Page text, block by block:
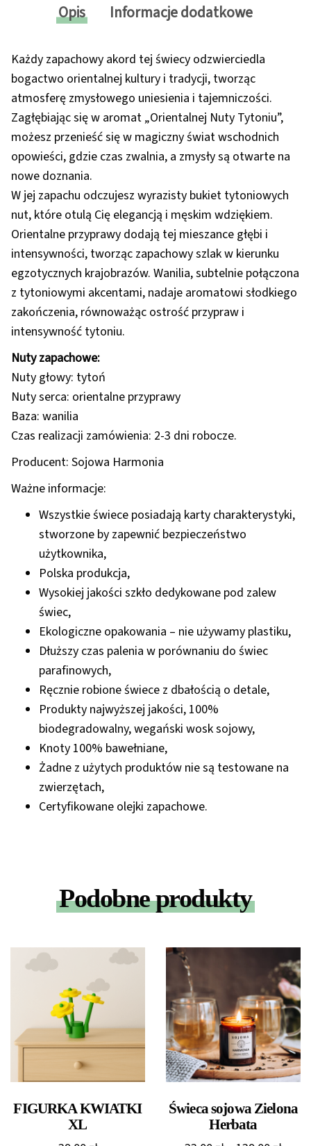
Opis Informacje dodatkowe
Każdy zapachowy akord tej świecy odzwierciedla
bogactwo orientalnej kultury i tradycji, tworząc
atmosferę zmysłowego uniesienia i tajemniczości.
Zagłębiając się w aromat „Orientalnej Nuty Tytoniu”,
możesz przenieść się w magiczny świat wschodnich
opowieści, gdzie czas zwalnia, a zmysły są otwarte na
nowe doznania.
W jej zapachu odczujesz wyrazisty bukiet tytoniowych
nut, które otulą Cię elegancją i męskim wdziękiem.
Orientalne przyprawy dodają tej mieszance głębi i
intensywności, tworząc zapachowy szlak w kierunku
egzotycznych krajobrazów. Wanilia, subtelnie połączona
z tytoniowymi akcentami, nadaje aromatowi słodkiego
zakończenia, równoważąc ostrość przypraw i
intensywność tytoniu.
Nuty zapachowe:
Nuty głowy: tytoń
Nuty serca: orientalne przyprawy
Baza: wanilia
Czas realizacji zamówienia: 2-3 dni robocze.
Producent: Sojowa Harmonia
Ważne informacje:
Wszystkie świece posiadają karty charakterystyki,
stworzone by zapewnić bezpieczeństwo
użytkownika,
Polska produkcja,
Wysokiej jakości szkło dedykowane pod zalew
świec,
Ekologiczne opakowania – nie używamy plastiku,
Dłuższy czas palenia w porównaniu do świec
parafinowych,
Ręcznie robione świece z dbałością o detale,
Produkty najwyższej jakości, 100%
biodegradowalny, wegański wosk sojowy,
Knoty 100% bawełniane,
Żadne z użytych produktów nie są testowane na
zwierzętach,
Certyfikowane olejki zapachowe.
Podobne produkty
FIGURKA KWIATKI
XL
Świeca sojowa Zielona
Herbata